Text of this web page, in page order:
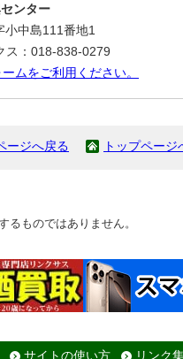
ンター
中島111番地1
：018-838-0279
ムをご利用ください。
ージへ戻る トップページ
ものではありません。
サイトの使い方 リンク